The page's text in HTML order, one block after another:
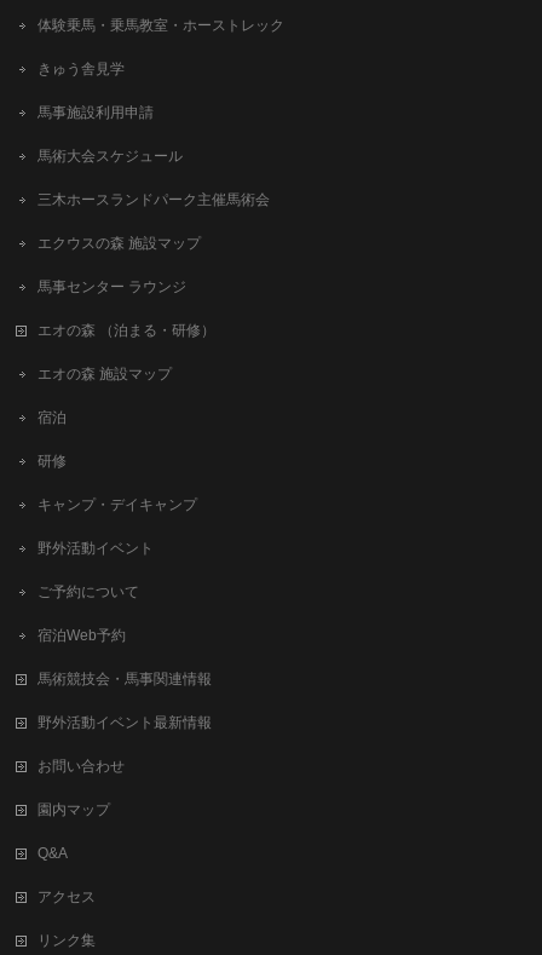
体験乗馬・乗馬教室・ホーストレック
きゅう舎見学
馬事施設利用申請
馬術大会スケジュール
三木ホースランドパーク主催馬術会
エクウスの森 施設マップ
馬事センター ラウンジ
エオの森 （泊まる・研修）
エオの森 施設マップ
宿泊
研修
キャンプ・デイキャンプ
野外活動イベント
ご予約について
宿泊Web予約
馬術競技会・馬事関連情報
野外活動イベント最新情報
お問い合わせ
園内マップ
Q&A
アクセス
リンク集